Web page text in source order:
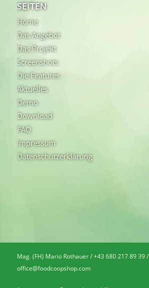
SEITEN
Home
Das Angebot
Das Projekt
Screenshots
Die Features
Aktuelles
Demo
Download
FAQ
Impressum
Datenschutzerklärung
Mag. (FH) Mario Rothauer / +43 680 217 89 39 /
office@foodcoopshop.com